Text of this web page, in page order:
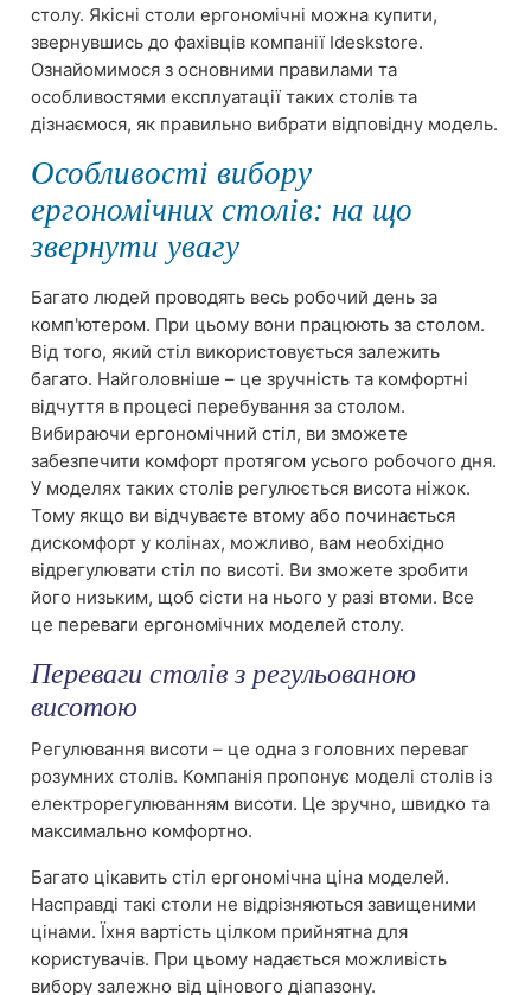
столу. Якісні столи ергономічні можна купити,
звернувшись до фахівців компанії Ideskstore.
Ознайомимося з основними правилами та
особливостями експлуатації таких столів та
дізнаємося, як правильно вибрати відповідну модель.
Особливості вибору
ергономічних столів: на що
звернути увагу
Багато людей проводять весь робочий день за
комп'ютером. При цьому вони працюють за столом.
Від того, який стіл використовується залежить
багато. Найголовніше – це зручність та комфортні
відчуття в процесі перебування за столом.
Вибираючи ергономічний стіл, ви зможете
забезпечити комфорт протягом усього робочого дня.
У моделях таких столів регулюється висота ніжок.
Тому якщо ви відчуваєте втому або починається
дискомфорт у колінах, можливо, вам необхідно
відрегулювати стіл по висоті. Ви зможете зробити
його низьким, щоб сісти на нього у разі втоми. Все
це переваги ергономічних моделей столу.
Переваги столів з регульованою
висотою
Регулювання висоти – це одна з головних переваг
розумних столів. Компанія пропонує моделі столів із
електрорегулюванням висоти. Це зручно, швидко та
максимально комфортно.
Багато цікавить стіл ергономічна ціна моделей.
Насправді такі столи не відрізняються завищеними
цінами. Їхня вартість цілком прийнятна для
користувачів. При цьому надається можливість
вибору залежно від цінового діапазону.